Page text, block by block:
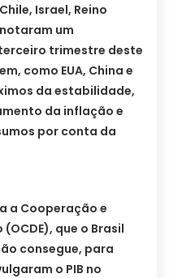
Israel, Reino
um
trimestre deste
como EUA, China e
da estabilidade,
da inflação e
por conta da
a Cooperação e
que o Brasil
consegue, para
o PIB no